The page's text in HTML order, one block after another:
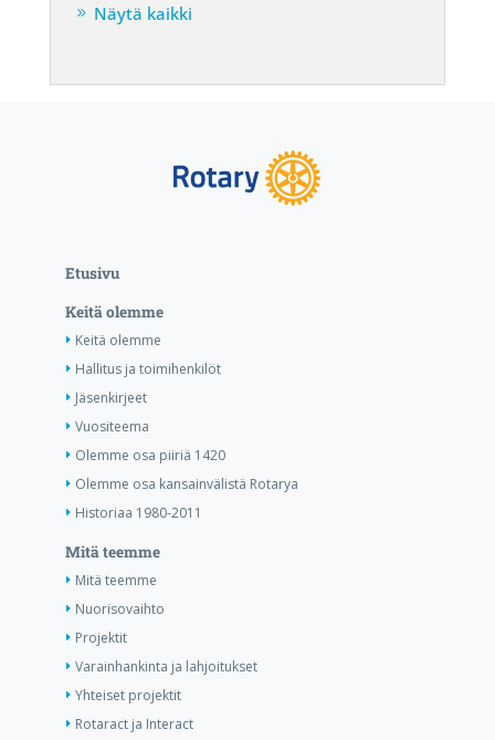
Näytä kaikki
Etusivu
Keitä olemme
Keitä olemme
Hallitus ja toimihenkilöt
Jäsenkirjeet
Vuositeema
Olemme osa piiriä 1420
Olemme osa kansainvälistä Rotarya
Historiaa 1980-2011
Mitä teemme
Mitä teemme
Nuorisovaihto
Projektit
Varainhankinta ja lahjoitukset
Yhteiset projektit
Rotaract ja Interact